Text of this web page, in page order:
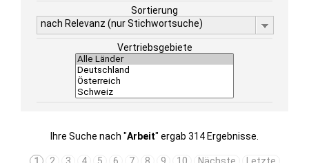
Sortierung
nach Relevanz (nur Stichwortsuche)
Vertriebsgebiete
Ihre Suche nach "Arbeit" ergab 314 Ergebnisse.